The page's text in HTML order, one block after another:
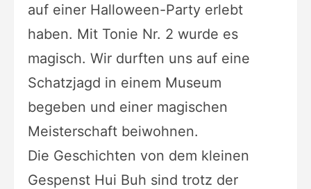
auf einer Halloween-Party erlebt
haben. Mit Tonie Nr. 2 wurde es
magisch. Wir durften uns auf eine
Schatzjagd in einem Museum
begeben und einer magischen
Meisterschaft beiwohnen.
Die Geschichten von dem kleinen
Gespenst Hui Buh sind trotz der